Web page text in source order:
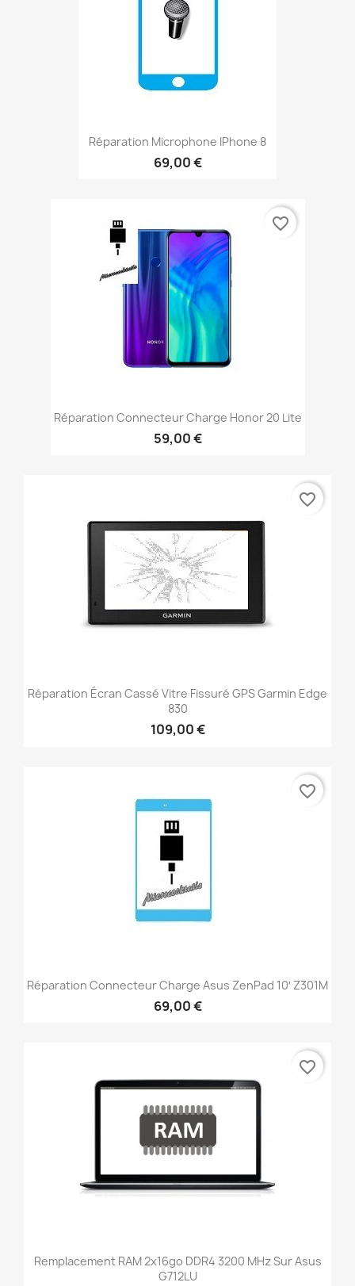
Réparation Microphone IPhone 8
69,00 €
Réparation Connecteur Charge Honor 20 Lite
59,00 €
favorite_border
Réparation Écran Cassé Vitre Fissuré GPS Garmin Edge
830
109,00 €
favorite_border
Réparation Connecteur Charge Asus ZenPad 10′ Z301M
69,00 €
favorite_border
Remplacement RAM 2x16go DDR4 3200 MHz Sur Asus
G712LU
favorite_border